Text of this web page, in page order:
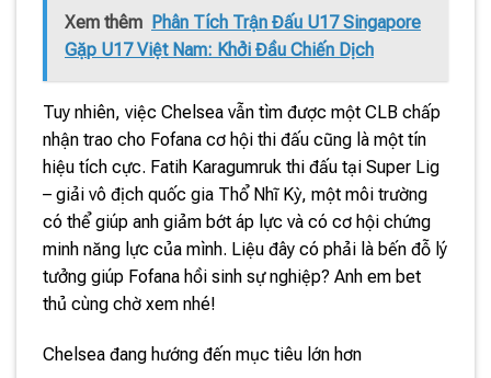
Xem thêm Phân Tích Trận Đấu U17 Singapore
Gặp U17 Việt Nam: Khởi Đầu Chiến Dịch
Tuy nhiên, việc Chelsea vẫn tìm được một CLB chấp
nhận trao cho Fofana cơ hội thi đấu cũng là một tín
hiệu tích cực. Fatih Karagumruk thi đấu tại Super Lig
– giải vô địch quốc gia Thổ Nhĩ Kỳ, một môi trường
có thể giúp anh giảm bớt áp lực và có cơ hội chứng
minh năng lực của mình. Liệu đây có phải là bến đỗ lý
tưởng giúp Fofana hồi sinh sự nghiệp? Anh em bet
thủ cùng chờ xem nhé!
Chelsea đang hướng đến mục tiêu lớn hơn